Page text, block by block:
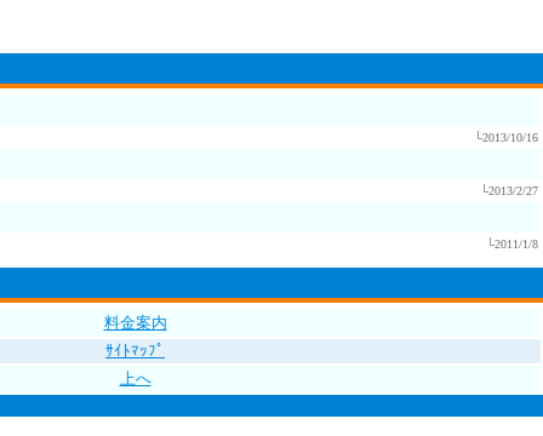
└2013/10/16
└2013/2/27
└2011/1/8
料金案内
ｻｲﾄﾏｯﾌﾟ
上へ